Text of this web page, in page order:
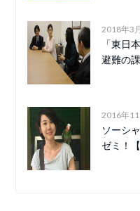
2018年3
「東日
避難の
2016年
ソーシ
ゼミ！